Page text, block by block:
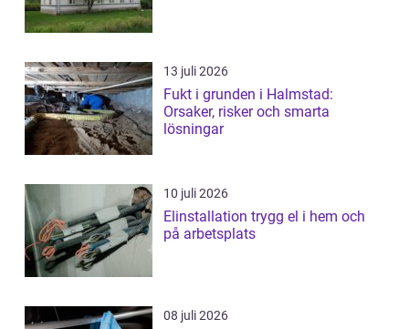
13 juli 2026
Fukt i grunden i Halmstad:
Orsaker, risker och smarta
lösningar
10 juli 2026
Elinstallation trygg el i hem och
på arbetsplats
08 juli 2026